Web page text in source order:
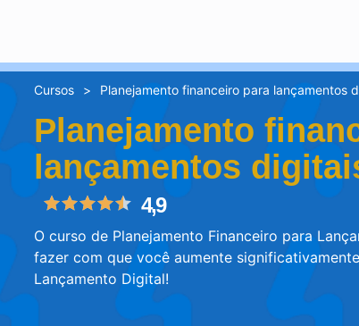
Cursos > Planejamento financeiro para lançamentos
Planejamento
lançamentos
4,9
O curso de Planejamento Financeiro para
fazer com que você aumente
Lançamento Digital!